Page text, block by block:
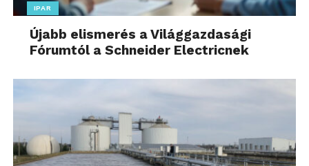
IPAR
Újabb elismerés a Világgazdasági
Fórumtól a Schneider Electricnek